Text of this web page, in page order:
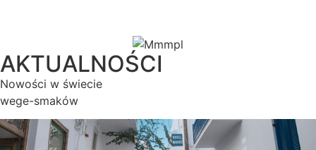
AKTUALNOŚCI
Nowości w świecie
wege-smaków